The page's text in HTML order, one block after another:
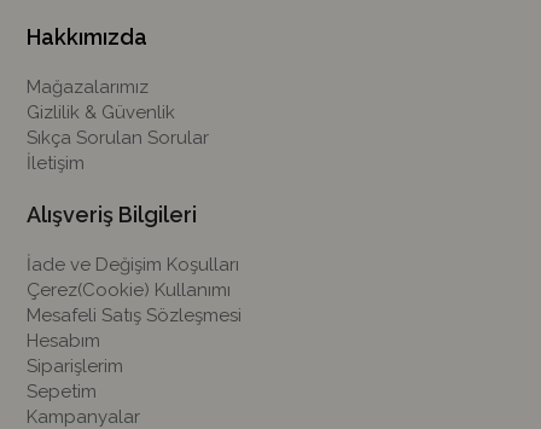
Hakkımızda
Mağazalarımız
Gizlilik & Güvenlik
Sıkça Sorulan Sorular
İletişim
Alışveriş Bilgileri
İade ve Değişim Koşulları
Çerez(Cookie) Kullanımı
Mesafeli Satış Sözleşmesi
Hesabım
Siparişlerim
Sepetim
Kampanyalar